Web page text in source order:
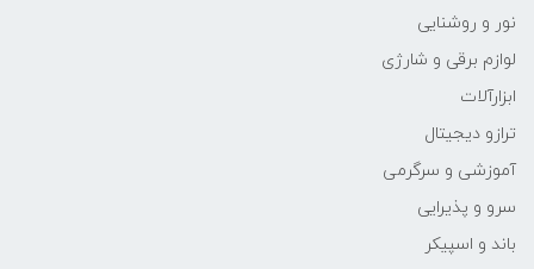
نور و روشنایی
لوازم برقی و شارژی
ابزارآلات
ترازو دیجیتال
آموزشی و سرگرمی
سرو و پذیرایی
باند و اسپیکر